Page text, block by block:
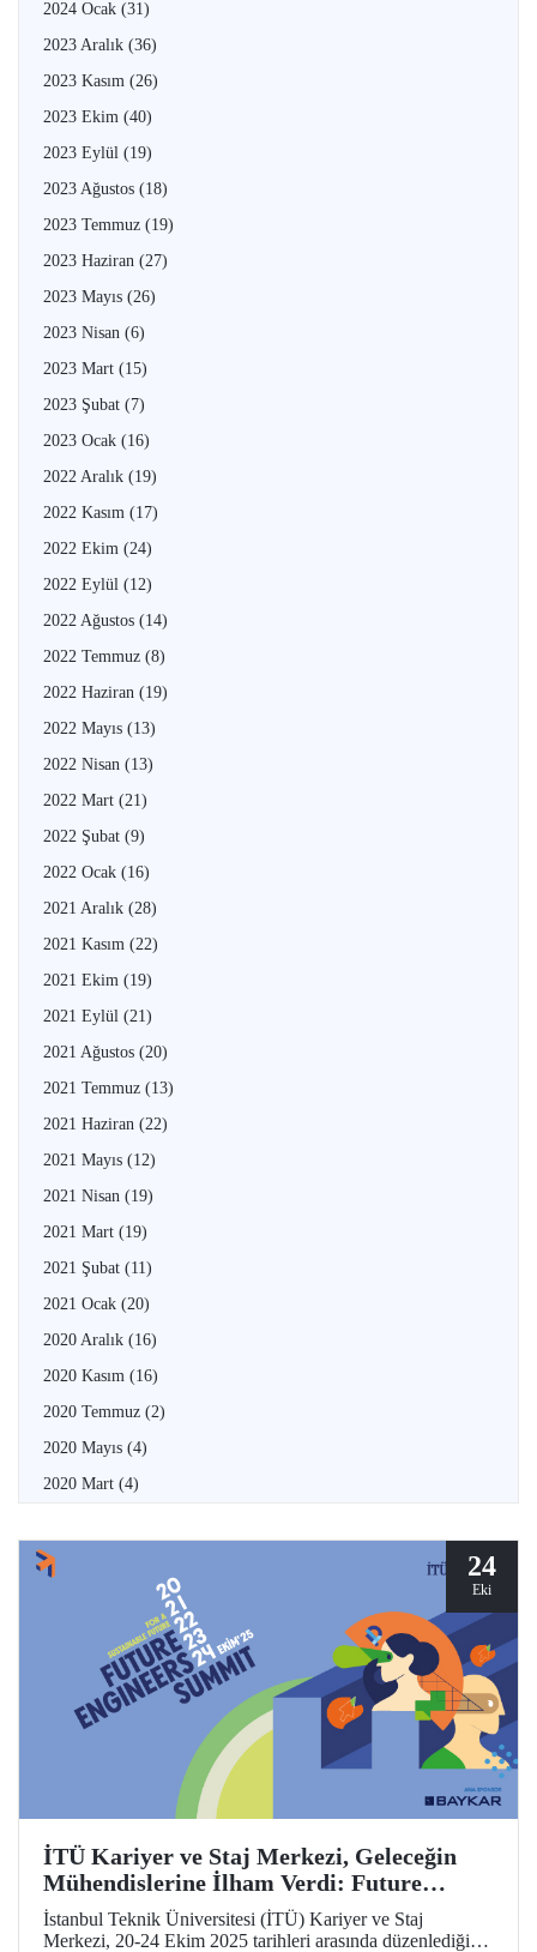
2024 Ocak (31)
2023 Aralık (36)
2023 Kasım (26)
2023 Ekim (40)
2023 Eylül (19)
2023 Ağustos (18)
2023 Temmuz (19)
2023 Haziran (27)
2023 Mayıs (26)
2023 Nisan (6)
2023 Mart (15)
2023 Şubat (7)
2023 Ocak (16)
2022 Aralık (19)
2022 Kasım (17)
2022 Ekim (24)
2022 Eylül (12)
2022 Ağustos (14)
2022 Temmuz (8)
2022 Haziran (19)
2022 Mayıs (13)
2022 Nisan (13)
2022 Mart (21)
2022 Şubat (9)
2022 Ocak (16)
2021 Aralık (28)
2021 Kasım (22)
2021 Ekim (19)
2021 Eylül (21)
2021 Ağustos (20)
2021 Temmuz (13)
2021 Haziran (22)
2021 Mayıs (12)
2021 Nisan (19)
2021 Mart (19)
2021 Şubat (11)
2021 Ocak (20)
2020 Aralık (16)
2020 Kasım (16)
2020 Temmuz (2)
2020 Mayıs (4)
2020 Mart (4)
24
Eki
İTÜ Kariyer ve Staj Merkezi, Geleceğin
Mühendislerine İlham Verdi: Future
Engineers Summit 2025
İstanbul Teknik Üniversitesi (İTÜ) Kariyer ve Staj
Merkezi, 20-24 Ekim 2025 tarihleri arasında düzenlediği